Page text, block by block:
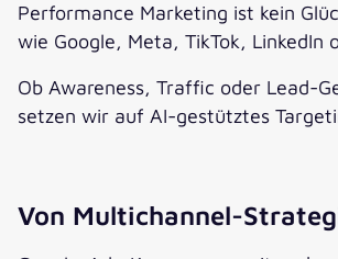
Performance Marketing ist kein
wie Google, Meta, TikTok,
Ob Awareness, Traffic oder Lead-
setzen wir auf AI-gestütztes
Von Multichannel-